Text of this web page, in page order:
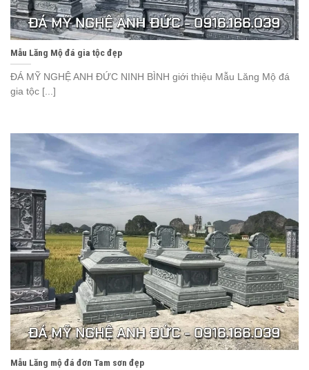
Mẫu Lăng Mộ đá gia tộc đẹp
ĐÁ MỸ NGHỆ ANH ĐỨC NINH BÌNH giới thiệu Mẫu Lăng Mộ đá
gia tộc [...]
Mẫu Lăng mộ đá đơn Tam sơn đẹp